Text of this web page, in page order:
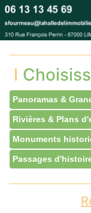
Panoramas &
Rivières & Plans
Monuments
Passages